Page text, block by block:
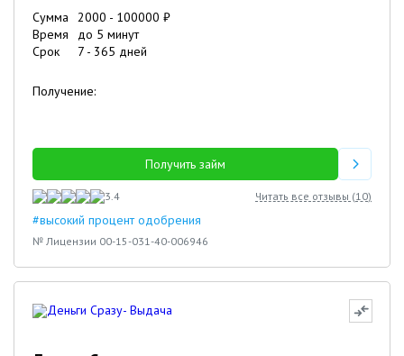
Сумма 2000 - 100000 ₽
Время
до 5 минут
Срок
7 - 365 дней
Получение:
Получить займ
3.4 Читать все отзывы (10)
#высокий процент одобрения
№ Лицензии 00-15-031-40-006946